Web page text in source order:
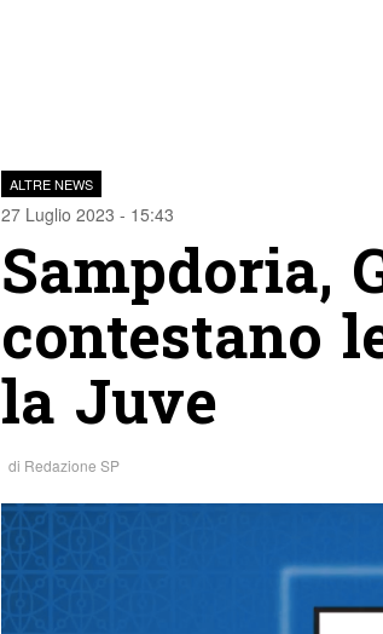
ALTRE NEWS
27 Luglio 2023 - 15:43
Sampdoria,
contestano
la Juve
di Redazione SP